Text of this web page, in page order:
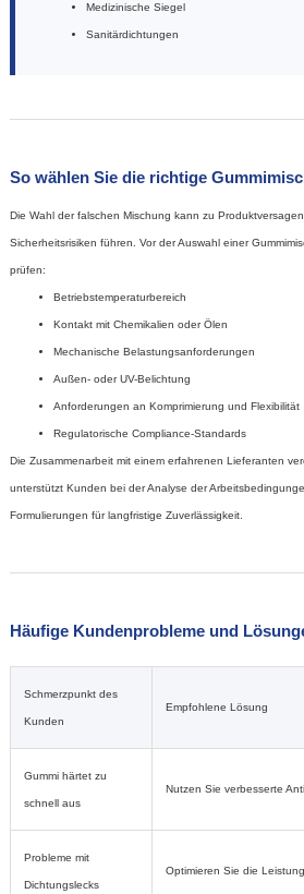
Medizinische Siegel
Sanitärdichtungen
So wählen Sie die richtige
Die Wahl der falschen Mischung kann zu
Sicherheitsrisiken führen. Vor der Auswahl einer
prüfen:
Betriebstemperaturbereich
Kontakt mit Chemikalien oder Ölen
Mechanische Belastungsanforderungen
Außen- oder UV-Belichtung
Anforderungen an Komprimierung und Flexibilität
Regulatorische Compliance-Standards
Die Zusammenarbeit mit einem erfahrenen Lieferanten
unterstützt Kunden bei der Analyse der
Formulierungen für langfristige Zuverlässigkeit.
Häufige Kundenprobleme und
Schmerzpunkt des
Kunden
Empfohlene Lösung
Gummi härtet zu
schnell aus
Nutzen Sie verbesserte
Probleme mit
Dichtungslecks
Optimieren Sie die